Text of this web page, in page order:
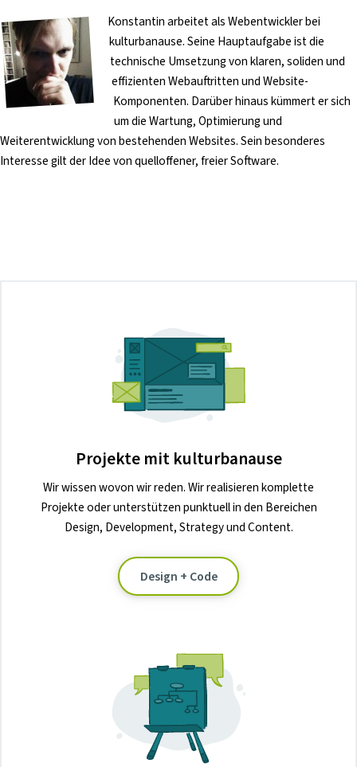
Konstantin arbeitet als Webentwickler bei
kulturbanause. Seine Hauptaufgabe ist die
technische Umsetzung von klaren, soliden und
effizienten Webauftritten und Website-
Komponenten. Darüber hinaus kümmert er sich
um die Wartung, Optimierung und
Weiterentwicklung von bestehenden Websites. Sein besonderes
Interesse gilt der Idee von quelloffener, freier Software.
Projekte mit kulturbanause
Wir wissen wovon wir reden. Wir realisieren komplette
Projekte oder unterstützen punktuell in den Bereichen
Design, Development, Strategy und Content.
Design + Code